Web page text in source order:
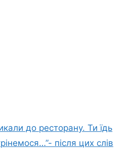
до ресторану. Ти їдь
після цих слів